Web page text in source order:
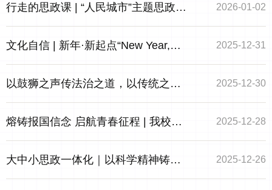
学子赴东方绿舟参加国防教育活动
行走的思政课 | “人民城市”主题思政课
之创新赋能——2025学年第一学期书
记思政课第八期（总第29期）
2026-01-02
文化自信 | 新年·新起点“New Year,
New Beginnings” ——同济一附中开展
英语角活动
2025-12-31
以鼓狮之声传法治之道，以传统之魂
筑安全之基 | 我校传统文化展演助力反
恐宣传
2025-12-30
熔铸报国信念 启航青春征程 | 我校
2028届高一学子赴东方绿舟参加国防
2025-12-28
大中小思政一体化｜以科学精神铸魂 2025-12-26